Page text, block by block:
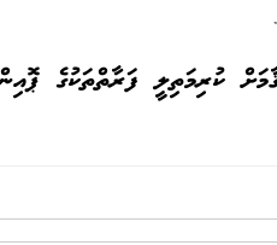
ކުރިމަތިލީ ފަރާތްތަކުގެ